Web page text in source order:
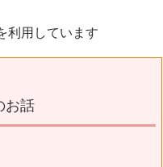
利用しています
お話